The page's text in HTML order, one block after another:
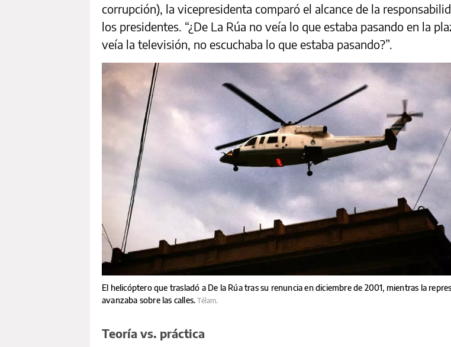
corrupción), la vicepresidenta comparó el alcance de la
los presidentes. “¿De La Rúa no veía lo que estaba pasando en la
veía la televisión, no escuchaba lo que estaba pasando?”.
El helicóptero que trasladó a De la Rúa tras su renuncia en diciembre de 2001, mientras la
avanzaba sobre las calles.Télam.
Teoría vs. práctica